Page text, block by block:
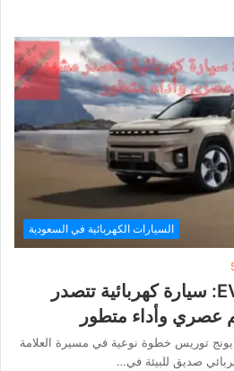
السيارات الكهربائية في السعودية
سانج يونج توريس EVX: سيارة كهربائية تتصدر
يونج توريس خطوة نوعية في مسيرة العلامة
صديق للبيئة في…